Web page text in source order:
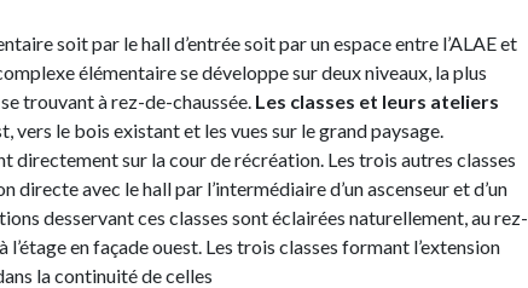
soit par le hall d’entrée soit par un espace entre l’ALAE et
élémentaire se développe sur deux niveaux, la plus
trouvant à rez-de-chaussée. Les classes et leurs ateliers
vers le bois existant et les vues sur le grand paysage.
directement sur la cour de récréation. Les trois autres classes
directe avec le hall par l’intermédiaire d’un ascenseur et d’un
desservant ces classes sont éclairées naturellement, au rez-
l’étage en façade ouest. Les trois classes formant l’extension
la continuité de celles